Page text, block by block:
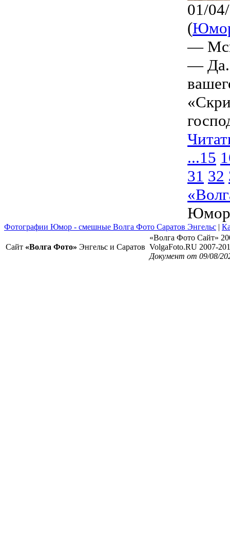
01/
(
—
— Да.
...15
31 32
Юмор
Фотографии Юмор - смешные Волга Фото Саратов Энгельс |
Сайт «Волга Фото» Энгельс и Саратов
«Волга Фото Сайт»
VolgaFoto.RU 2007-
Документ от 09/08/